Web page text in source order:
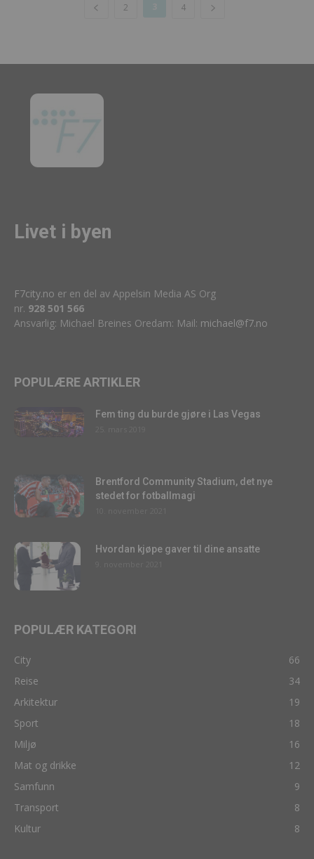
2 4
Livet i byen
F7city.no er en del av Appelsin Media AS Org
nr. 928 501 566
Ansvarlig: Michael Breines Oredam: Mail: michael@f7.no
POPULÆRE ARTIKLER
Fem ting du burde gjøre i Las Vegas
Brentford Community Stadium, det nye
stedet for fotballmagi
Hvordan kjøpe gaver til dine ansatte
POPULÆR KATEGORI
City
66
Reise
34
Arkitektur
19
Sport
18
Miljø
16
Mat og drikke
12
Samfunn
9
Transport
8
Kultur
8